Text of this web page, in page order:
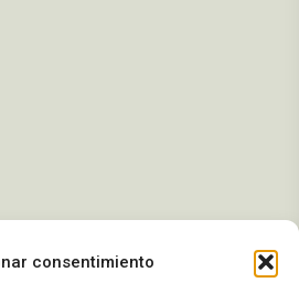
consentimiento